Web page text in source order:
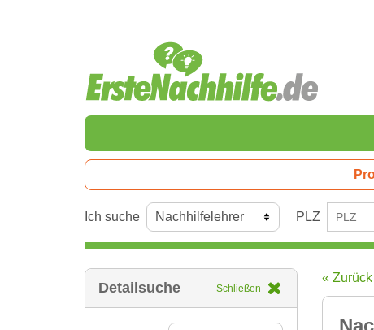
Ich suche PLZ
Detailsuche Schließen
« Zurück